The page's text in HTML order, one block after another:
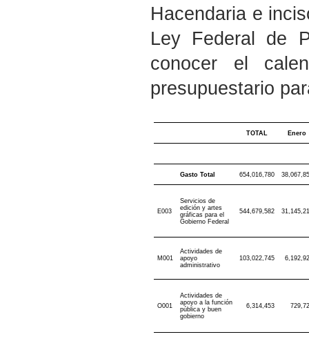
Hacendaria e
Ley Federal de
conocer el
presupuestario
TOTAL Enero
Gasto Total 654,016,780
E003
Servicios de
edición y artes
gráficas para el
Gobierno Federal
544,679,582
M001
Actividades de
apoyo
administrativo
103,022,745
O001
Actividades de
apoyo a la función
pública y buen
gobierno
6,314,453